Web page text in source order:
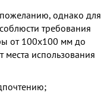
однако для
требования
от 100х100 мм до
использования